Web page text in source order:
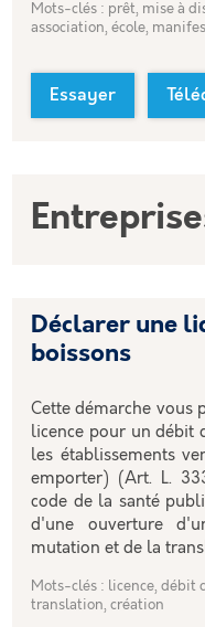
Mots-clés : prêt, mise à
association, école,
Essayer
Déclarer une
boissons
Cette démarche vous
licence pour un débit
les établissements
emporter) (Art. L.
code de la santé
d'une ouverture
mutation et de la
Mots-clés : licence, débit
translation, création